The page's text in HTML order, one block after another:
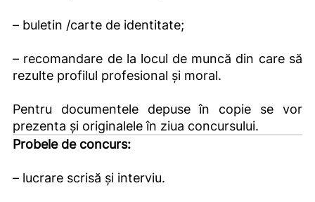
– buletin /carte de identitate;
– recomandare de la locul de muncă din care să
rezulte profilul profesional şi moral.
Pentru documentele depuse în copie se vor
prezenta și originalele în ziua concursului.
Probele de concurs:
– lucrare scrisă și interviu.